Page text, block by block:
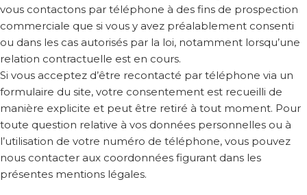
vous contactons par téléphone à des fins de prospection
commerciale que si vous y avez préalablement consenti
ou dans les cas autorisés par la loi, notamment lorsqu’une
relation contractuelle est en cours.
Si vous acceptez d’être recontacté par téléphone via un
formulaire du site, votre consentement est recueilli de
manière explicite et peut être retiré à tout moment. Pour
toute question relative à vos données personnelles ou à
l’utilisation de votre numéro de téléphone, vous pouvez
nous contacter aux coordonnées figurant dans les
présentes mentions légales.